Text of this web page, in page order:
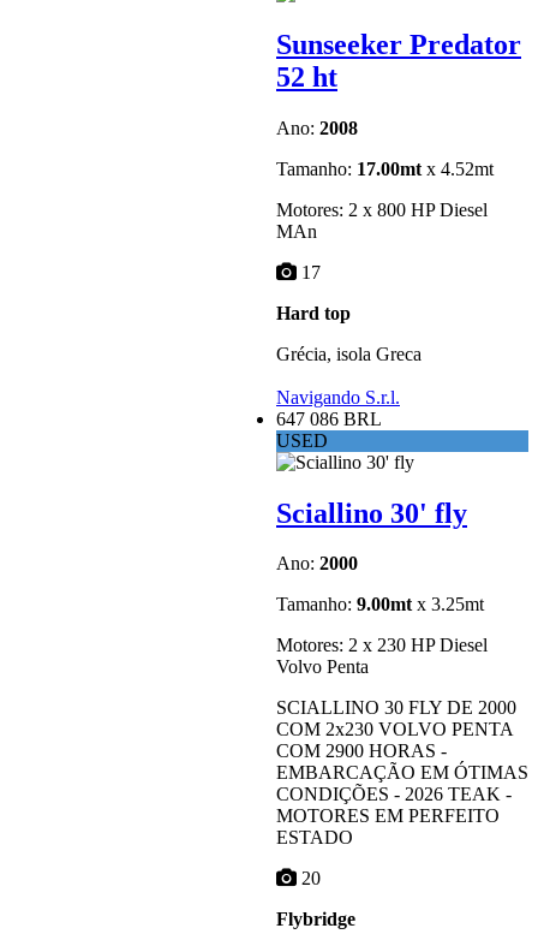
Sunseeker Predator
52 ht
Ano: 2008
Tamanho: 17.00mt x 4.52mt
Motores: 2 x 800 HP Diesel
MAn
17
Hard top
Grécia, isola Greca
Navigando S.r.l.
647 086 BRL
USED
Sciallino 30' fly
Ano: 2000
Tamanho: 9.00mtx 3.25mt
Motores: 2 x 230 HP Diesel
Volvo Penta
SCIALLINO 30 FLY DE 2000
COM 2x230 VOLVO PENTA
COM 2900 HORAS -
EMBARCAÇÃO EM ÓTIMAS
CONDIÇÕES - 2026 TEAK -
MOTORES EM PERFEITO
ESTADO
20
Flybridge